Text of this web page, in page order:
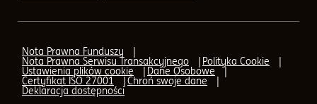
AML - formularz elektroniczny
Aplikacja mobilna ING TFI24
Nota Prawna Funduszy
Nota Prawna Serwisu Transakcyjnego Polityka Cookie
Ustawienia plików cookie Dane Osobowe
Certyfikat ISO 27001 Chroń swoje dane
Deklaracja dostępności